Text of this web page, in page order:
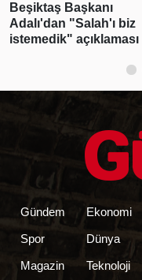
Beşiktaş Başkanı
Adalı'dan "Salah'ı biz
istemedik" açıklaması
Gündem
Spor
Magazin
Ekonomi
Dünya
Teknoloji